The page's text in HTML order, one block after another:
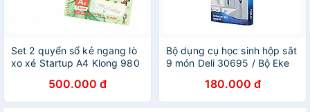
Set 2 quyển sổ kẻ ngang lò
xo xé Startup A4 Klong 980
500.000 đ
Bộ dụng cụ học sinh hộp sắt
9 món Deli 30695 / Bộ Eke
180.000 đ